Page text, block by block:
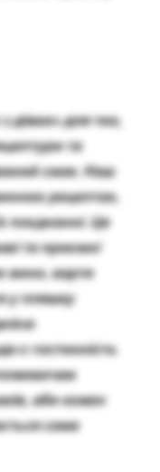
діжки» для тих,
та
смак. Наш
рецептах,
поєднанні. Це
та приємні
вино, варте
у пляшку
є гостинність
аби кожен
саме